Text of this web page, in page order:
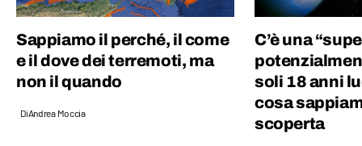
Sappiamo il perché, il come
e il dove dei terremoti, ma
non il quando
DiAndrea Moccia
C’è una
soli 18 anni
cosa
scoperta